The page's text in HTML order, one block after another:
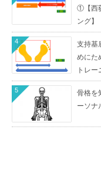
①【西
ング】
支持基
めにた
トレー
4
骨格を
ーソナ
5